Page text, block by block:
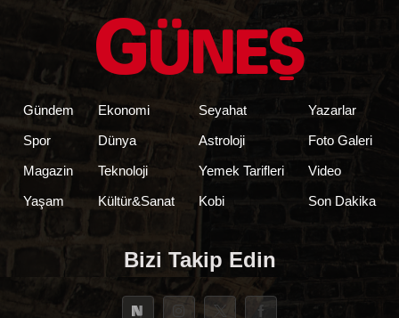
Gündem
Spor
Magazin
Yaşam
Ekonomi
Dünya
Teknoloji
Kültür&Sanat
Seyahat
Astroloji
Yemek Tarifleri
Kobi
Yazarlar
Foto Galeri
Video
Son Dakika
Bizi Takip Edin